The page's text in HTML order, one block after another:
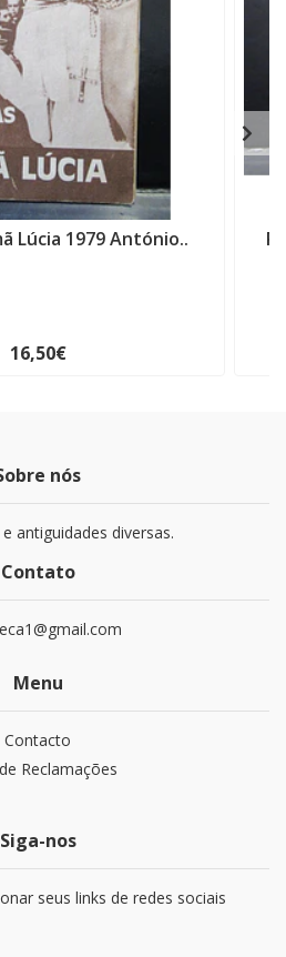
Lúcia 1979 António..
16,50€
nós
antiguidades diversas.
Contato
Menu
Contacto
Reclamações
Siga-nos
seus links de redes sociais